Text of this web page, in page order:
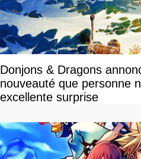
Donjons & Dragons
nouveauté que personne
excellente surprise